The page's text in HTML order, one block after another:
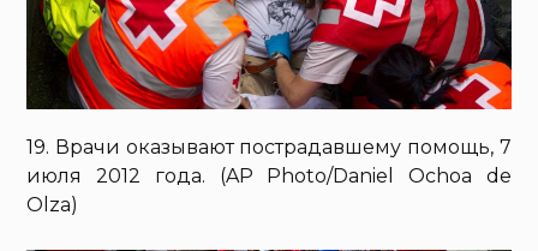
19. Врачи оказывают пострадавшему помощь, 7
июля 2012 года. (AP Photo/Daniel Ochoa de
Olza)